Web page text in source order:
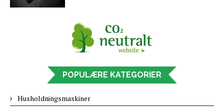
POPULÆRE KATEGORIER
Husholdningsmaskiner